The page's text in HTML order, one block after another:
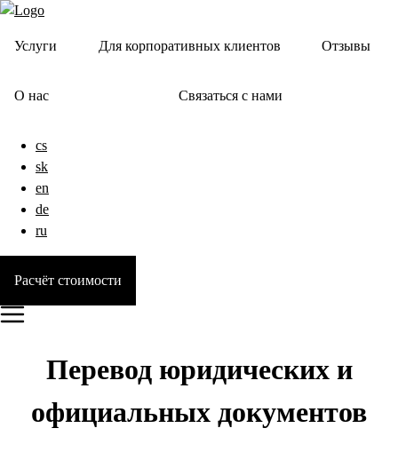
Услуги Для корпоративных клиентов Отзывы
О нас Связаться с нами
cs
sk
en
de
ru
Расчёт стоимости
Перевод юридических и
официальных документов